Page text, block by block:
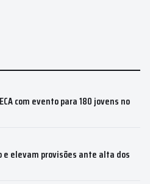
com evento para 180 jovens no
e elevam provisões ante alta dos